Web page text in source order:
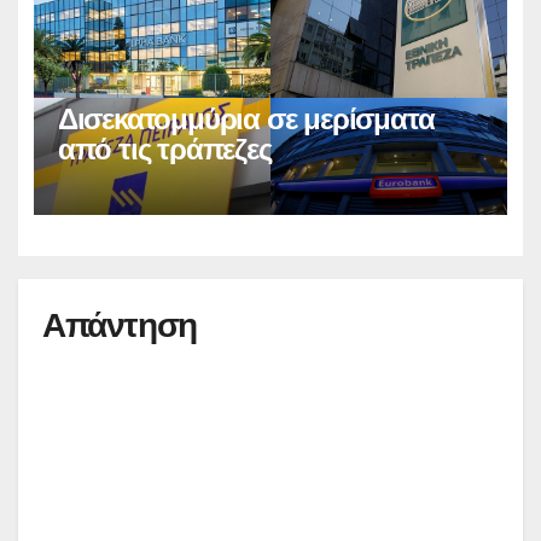
Δισεκατομμύρια σε μερίσματα
από τις τράπεζες
Απάντηση